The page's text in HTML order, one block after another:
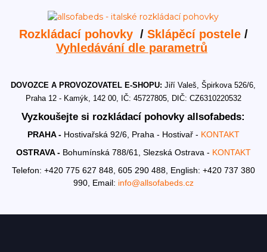
Rozkládací pohovky / Sklápěcí postele/
Vyhledávání dle parametrů
DOVOZCE A PROVOZOVATEL E-SHOPU:Jiří Valeš, Špirkova 526/6,
Praha 12 - Kamýk, 142 00, IČ: 45727805, DIČ: CZ6310220532
Vyzkoušejte si rozkládací pohovky allsofabeds:
PRAHA - Hostivařská 92/6, Praha - Hostivař - KONTAKT
OSTRAVA - Bohumínská 788/61, Slezská Ostrava - KONTAKT
Telefon: +420 775 627 848, 605 290 488, English: +420 737 380
990, Email: info@allsofabeds.cz